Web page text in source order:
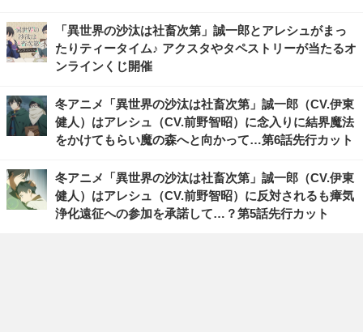
「異世界の沙汰は社畜次第」誠一郎とアレシュがまっ
たりティータイム♪ アクスタやタペストリーが当たるオ
ンラインくじ開催
冬アニメ「異世界の沙汰は社畜次第」誠一郎（CV.伊東
健人）はアレシュ（CV.前野智昭）に念入りに結界魔法
をかけてもらい魔の森へと向かって…第6話先行カット
冬アニメ「異世界の沙汰は社畜次第」誠一郎（CV.伊東
健人）はアレシュ（CV.前野智昭）に反対されるも瘴気
浄化遠征への参加を承諾して…？第5話先行カット